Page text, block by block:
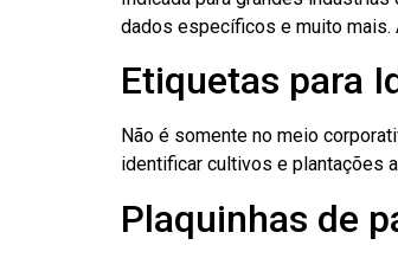
dados específicos e muito mais.
Etiquetas para
Não é somente no meio
identificar cultivos e plantações
Plaquinhas de